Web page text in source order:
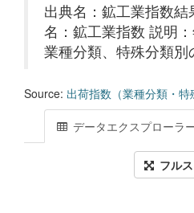
出典名：鉱工業指数
名：鉱工業指数 説明
業種分類、特殊分類別
Source: 出荷指数（業種分類・特
データエクスプローラ
フル